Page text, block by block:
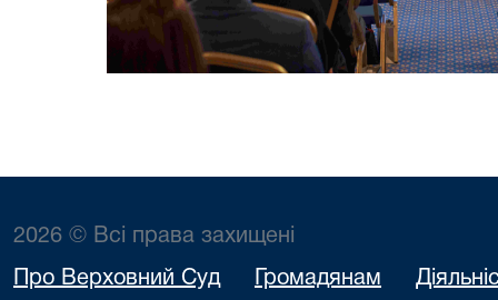
2026 © Всі права захищені
Про Верховний Суд Громадянам